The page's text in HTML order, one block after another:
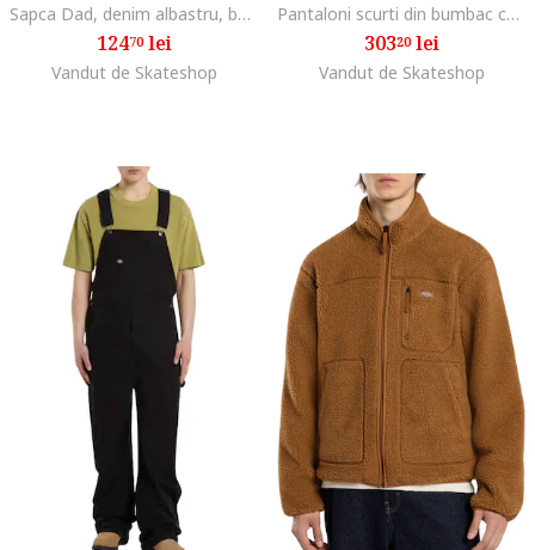
Sapca Dad, denim albastru, bumbac, ajustabila
12470lei
Vandut de Skateshop
Pantaloni scurti din bumbac cu croiala conica
30320lei
Vandut de Skateshop